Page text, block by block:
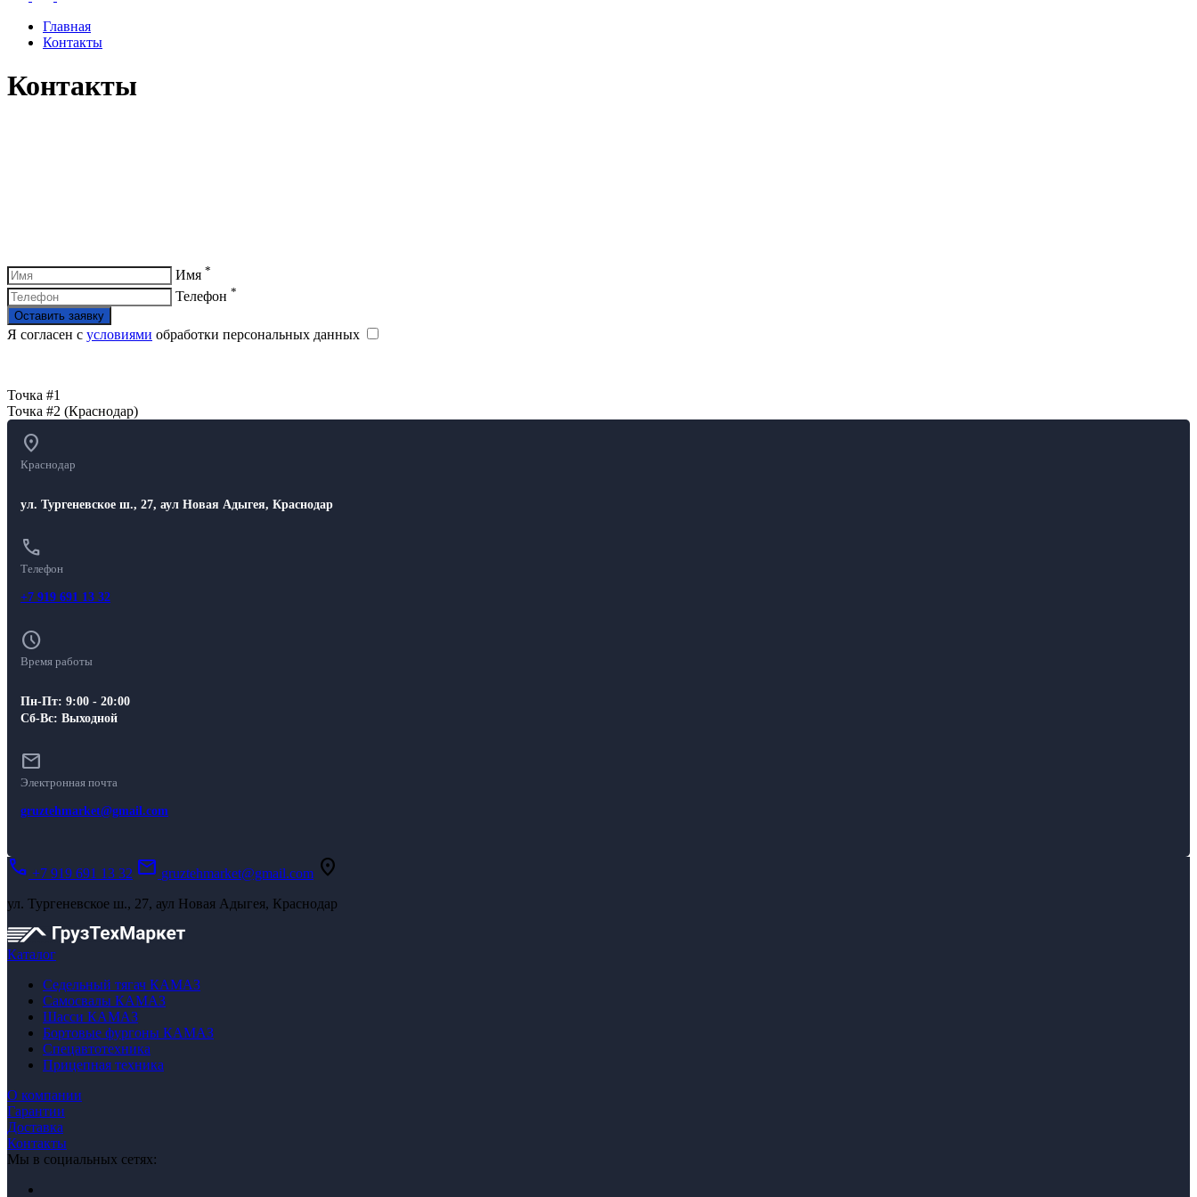
Главная
Контакты
Контакты
Имя *
Телефон *
Оставить заявку
Я согласен с условиями обработки персональных данных
Точка #1
Точка #2 (Краснодар)
location_on
Краснодар
ул. Тургеневское ш., 27, аул Новая Адыгея, Краснодар
call
Телефон
+7 919 691 13 32
schedule
Время работы
Пн-Пт: 9:00 - 20:00
Сб-Вс: Выходной
mail
Электронная почта
gruztehmarket@gmail.com
call +7 919 691 13 32 mail gruztehmarket@gmail.com location_on
ул. Тургеневское ш., 27, аул Новая Адыгея, Краснодар
Каталог
Седельный тягач КАМАЗ
Самосвалы КАМАЗ
Шасси КАМАЗ
Бортовые фургоны КАМАЗ
Спецавтотехника
Прицепная техника
О компании
Гарантии
Доставка
Контакты
Мы в социальных сетях: